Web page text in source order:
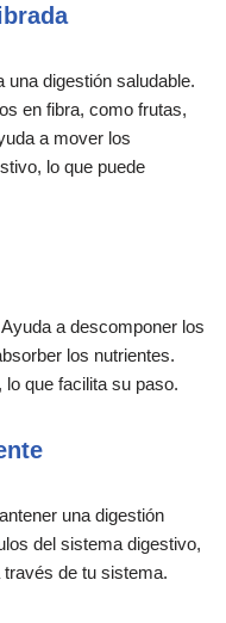
una digestión saludable.
en fibra, como frutas,
a mover los
lo que puede
a descomponer los
los nutrientes.
que facilita su paso.
una digestión
del sistema digestivo,
de tu sistema.